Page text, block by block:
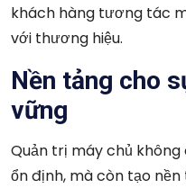
khách hàng tương tác
với thương hiệu.
Nền tảng cho
vững
Quản trị máy chủ
ổn định, mà còn tạo